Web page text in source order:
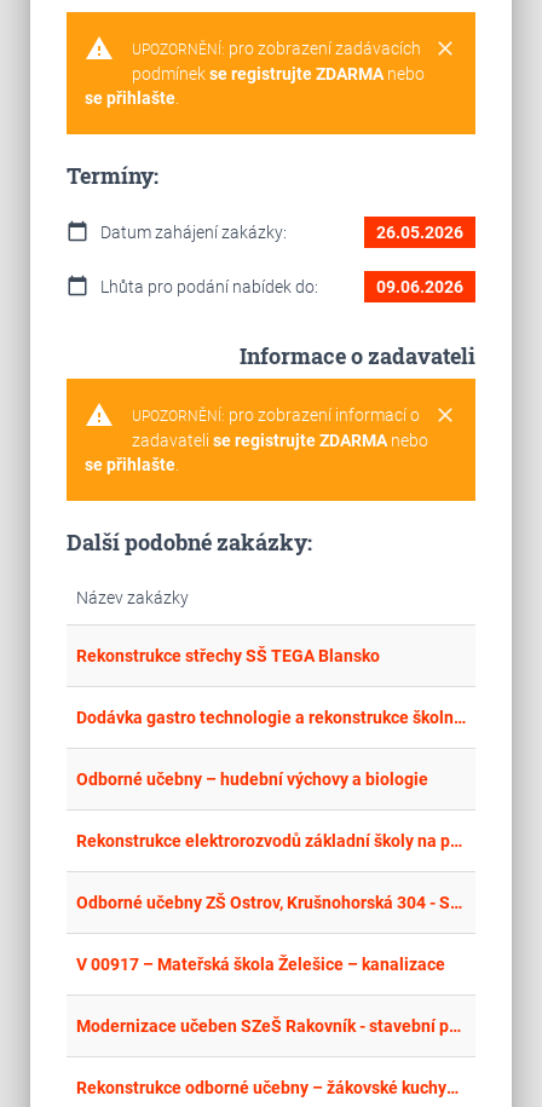
warning clear
UPOZORNĚNÍ: pro zobrazení zadávacích
podmínekse registrujte ZDARMAnebo
se přihlašte.
Termíny:
calendar_today Datum zahájení zakázky: 26.05.2026
calendar_today Lhůta pro podání nabídek do: 09.06.2026
Informace o zadavateli
warning clear
UPOZORNĚNÍ: pro zobrazení informací o
zadavateli se registrujte ZDARMAnebo
se přihlašte.
Další podobné zakázky:
Název zakázky
Rekonstrukce střechy SŠ TEGA Blansko
Dodávka gastro technologie a rekonstrukce školní jídelny ZŠ Vrchotovy Janovice
Odborné učebny – hudební výchovy a biologie
Rekonstrukce elektrorozvodů základní školy na pozemku parc. č. 1 a 3/2 v kat. území Holasice - II. etapa
Odborné učebny ZŠ Ostrov, Krušnohorská 304 - Snoezelen
V 00917 – Mateřská škola Želešice – kanalizace
Modernizace učeben SZeŠ Rakovník - stavební práce a elektroinstalace
Rekonstrukce odborné učebny – žákovské kuchyně v ZŠ a MŠ Vrbovec